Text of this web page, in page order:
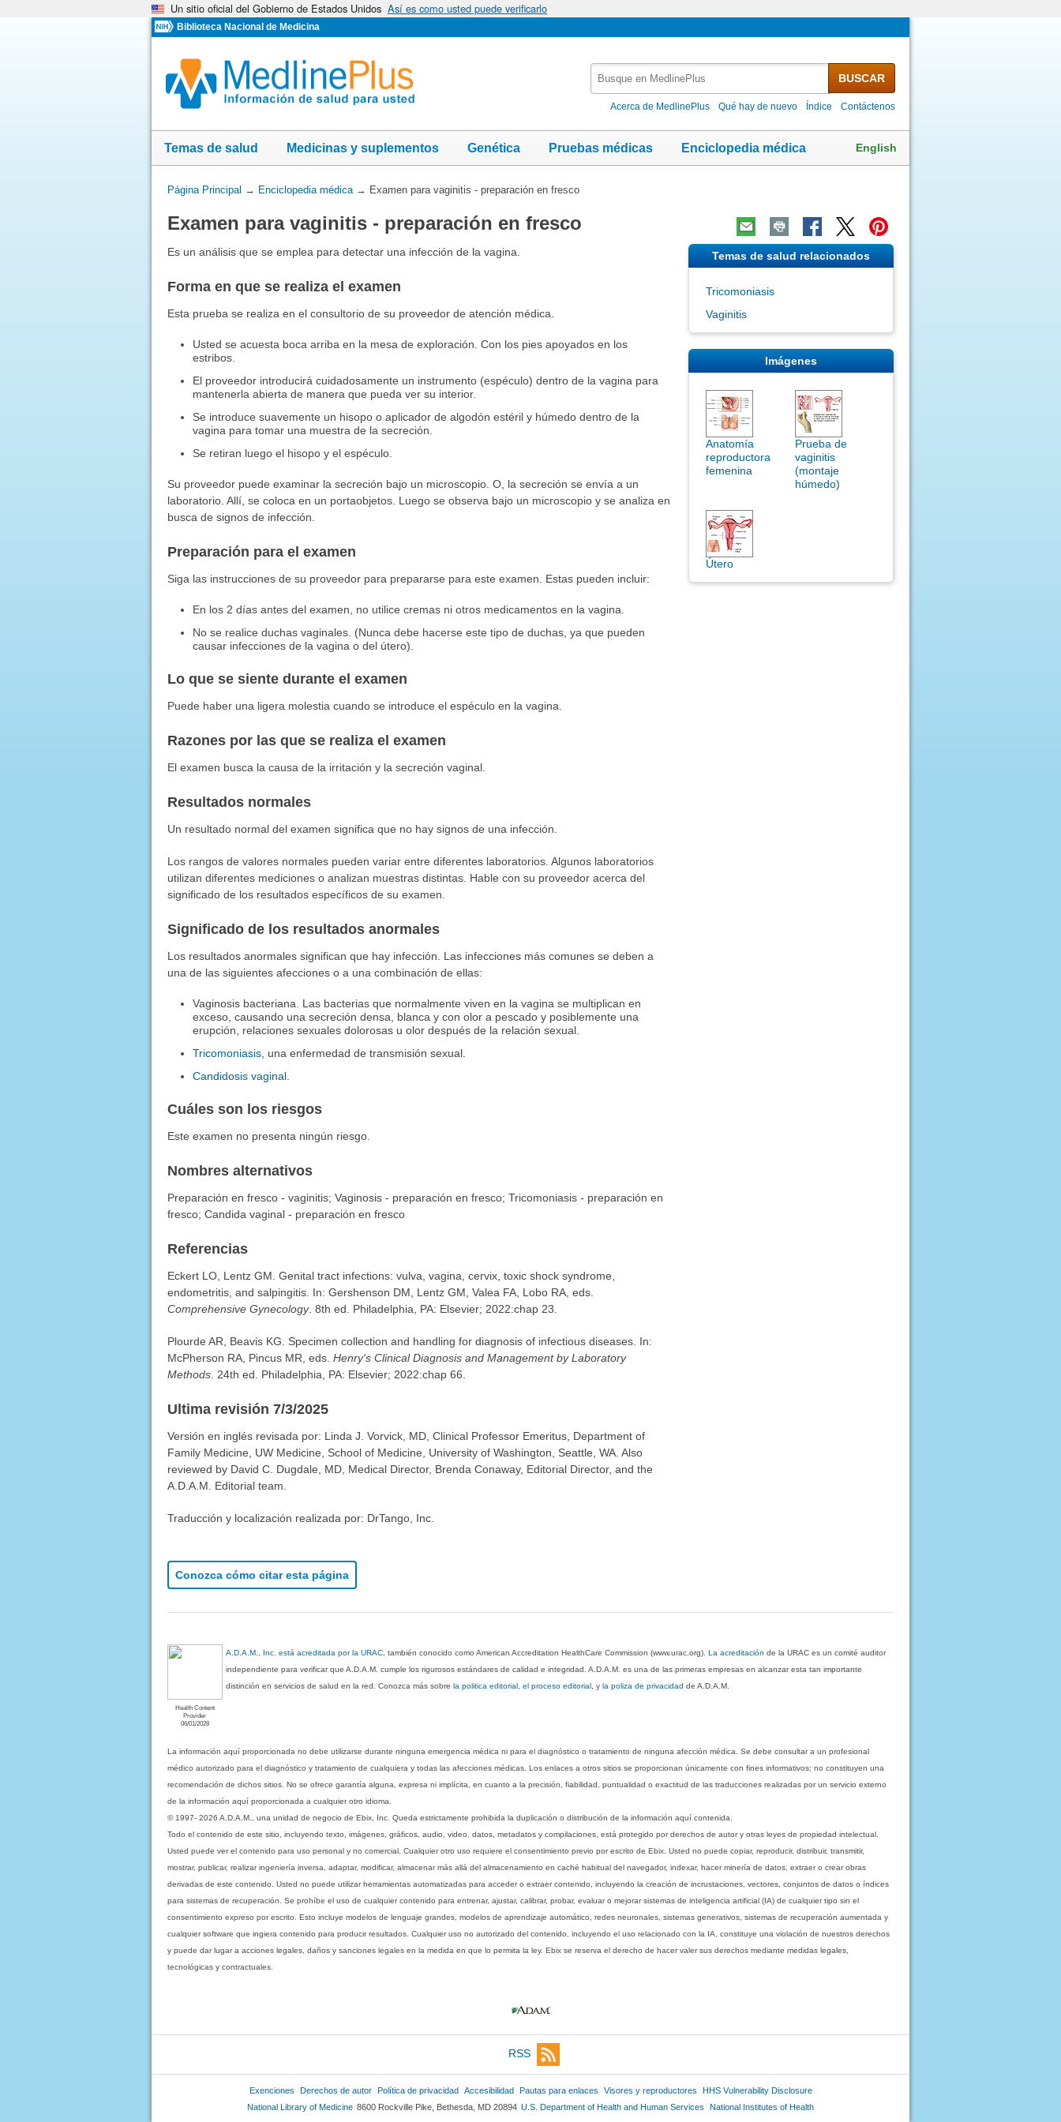
Un sitio oficial del Gobierno de Estados Unidos Así es como usted puede verificarlo
Biblioteca Nacional de Medicina
MedlinePlus
BUSCAR
Acerca de MedlinePlus Qué hay de nuevo Índice Contáctenos
Temas de salud Medicinas y suplementos Genética Pruebas médicas Enciclopedia médica English
Usted
aquí:
Página Principal → Enciclopedia médica→ Examen para vaginitis - preparación en fresco
Examen para vaginitis - preparación en fresco
Es un análisis que se emplea para detectar una infección de la vagina.
Forma en que se realiza el examen
Esta prueba se realiza en el consultorio de su proveedor de atención médica.
Usted se acuesta boca arriba en la mesa de exploración. Con los pies apoyados en los
estribos.
El proveedor introducirá cuidadosamente un instrumento (espéculo) dentro de la vagina para
mantenerla abierta de manera que pueda ver su interior.
Se introduce suavemente un hisopo o aplicador de algodón estéril y húmedo dentro de la
vagina para tomar una muestra de la secreción.
Se retiran luego el hisopo y el espéculo.
Su proveedor puede examinar la secreción bajo un microscopio. O, la secreción se envía a un
laboratorio. Allí, se coloca en un portaobjetos. Luego se observa bajo un microscopio y se analiza en
busca de signos de infección.
Preparación para el examen
Siga las instrucciones de su proveedor para prepararse para este examen. Estas pueden incluir:
En los 2 días antes del examen, no utilice cremas ni otros medicamentos en la vagina.
No se realice duchas vaginales. (Nunca debe hacerse este tipo de duchas, ya que pueden
causar infecciones de la vagina o del útero).
Lo que se siente durante el examen
Puede haber una ligera molestia cuando se introduce el espéculo en la vagina.
Razones por las que se realiza el examen
El examen busca la causa de la irritación y la secreción vaginal.
Resultados normales
Un resultado normal del examen significa que no hay signos de una infección.
Los rangos de valores normales pueden variar entre diferentes laboratorios. Algunos laboratorios
utilizan diferentes mediciones o analizan muestras distintas. Hable con su proveedor acerca del
significado de los resultados específicos de su examen.
Significado de los resultados anormales
Los resultados anormales significan que hay infección. Las infecciones más comunes se deben a
una de las siguientes afecciones o a una combinación de ellas:
Vaginosis bacteriana. Las bacterias que normalmente viven en la vagina se multiplican en
exceso, causando una secreción densa, blanca y con olor a pescado y posiblemente una
erupción, relaciones sexuales dolorosas u olor después de la relación sexual.
Tricomoniasis , una enfermedad de transmisión sexual.
Candidosis vaginal
Cuáles son los riesgos
Este examen no presenta ningún riesgo.
Nombres alternativos
Preparación en fresco - vaginitis; Vaginosis - preparación en fresco; Tricomoniasis - preparación en
fresco; Candida vaginal - preparación en fresco
Referencias
Eckert LO, Lentz GM. Genital tract infections: vulva, vagina, cervix, toxic shock syndrome,
endometritis, and salpingitis. In: Gershenson DM, Lentz GM, Valea FA, Lobo RA, eds.
Comprehensive Gynecology. 8th ed. Philadelphia, PA: Elsevier; 2022:chap 23.
Plourde AR, Beavis KG. Specimen collection and handling for diagnosis of infectious diseases. In:
McPherson RA, Pincus MR, eds. Henry's Clinical Diagnosis and Management by Laboratory
Methods. 24th ed. Philadelphia, PA: Elsevier; 2022:chap 66.
Ultima revisión 7/3/2025
Versión en inglés revisada por: Linda J. Vorvick, MD, Clinical Professor Emeritus, Department of
Family Medicine, UW Medicine, School of Medicine, University of Washington, Seattle, WA. Also
reviewed by David C. Dugdale, MD, Medical Director, Brenda Conaway, Editorial Director, and the
A.D.A.M. Editorial team.
Traducción y localización realizada por: DrTango, Inc.
Conozca cómo citar esta página
Temas de salud relacionados
Tricomoniasis
Vaginitis
Imágenes
Anatomía
reproductora
femenina
Prueba de
vaginitis
(montaje
húmedo)
Útero
Health Content
Provider
06/01/2028
A.D.A.M., Inc. está acreditada por la URAC , también conocido como American Accreditation HealthCare Commission (www.urac.org).La acreditación de la URAC es un comité auditor
independiente para verificar que A.D.A.M. cumple los rigurosos estándares de calidad e integridad. A.D.A.M. es una de las primeras empresas en alcanzar esta tan importante
distinción en servicios de salud en la red. Conozca más sobrela politica editorial, el proceso editorial , yla poliza de privacidad de A.D.A.M.
La información aquí proporcionada no debe utilizarse durante ninguna emergencia médica ni para el diagnóstico o tratamiento de ninguna afección médica. Se debe consultar a un profesional
médico autorizado para el diagnóstico y tratamiento de cualquiera y todas las afecciones médicas. Los enlaces a otros sitios se proporcionan únicamente con fines informativos; no constituyen una
recomendación de dichos sitios. No se ofrece garantía alguna, expresa ni implícita, en cuanto a la precisión, fiabilidad, puntualidad o exactitud de las traducciones realizadas por un servicio externo
de la información aquí proporcionada a cualquier otro idioma.
© 1997- 2026 A.D.A.M., una unidad de negocio de Ebix, Inc. Queda estrictamente prohibida la duplicación o distribución de la información aquí contenida.
Todo el contenido de este sitio, incluyendo texto, imágenes, gráficos, audio, video, datos, metadatos y compilaciones, está protegido por derechos de autor y otras leyes de propiedad intelectual.
Usted puede ver el contenido para uso personal y no comercial. Cualquier otro uso requiere el consentimiento previo por escrito de Ebix. Usted no puede copiar, reproducir, distribuir, transmitir,
mostrar, publicar, realizar ingeniería inversa, adaptar, modificar, almacenar más allá del almacenamiento en caché habitual del navegador, indexar, hacer minería de datos, extraer o crear obras
derivadas de este contenido. Usted no puede utilizar herramientas automatizadas para acceder o extraer contenido, incluyendo la creación de incrustaciones, vectores, conjuntos de datos o índices
para sistemas de recuperación. Se prohíbe el uso de cualquier contenido para entrenar, ajustar, calibrar, probar, evaluar o mejorar sistemas de inteligencia artificial (IA) de cualquier tipo sin el
consentimiento expreso por escrito. Esto incluye modelos de lenguaje grandes, modelos de aprendizaje automático, redes neuronales, sistemas generativos, sistemas de recuperación aumentada y
cualquier software que ingiera contenido para producir resultados. Cualquier uso no autorizado del contenido, incluyendo el uso relacionado con la IA, constituye una violación de nuestros derechos
y puede dar lugar a acciones legales, daños y sanciones legales en la medida en que lo permita la ley. Ebix se reserva el derecho de hacer valer sus derechos mediante medidas legales,
tecnológicas y contractuales.
RSS
Exenciones Derechos de autor Política de privacidad Accesibilidad Pautas para enlaces Visores y reproductores
HHS Vulnerability Disclosure
National Library of Medicine 8600 Rockville Pike, Bethesda, MD 20894 U.S. Department of Health and Human Services National Institutes of Health